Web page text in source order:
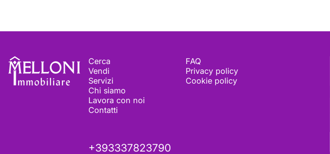
Melloni immobiliare
Cerca
Vendi
Servizi
Chi siamo
Lavora con noi
Contatti
FAQ
Privacy policy
Cookie policy
+393337823790